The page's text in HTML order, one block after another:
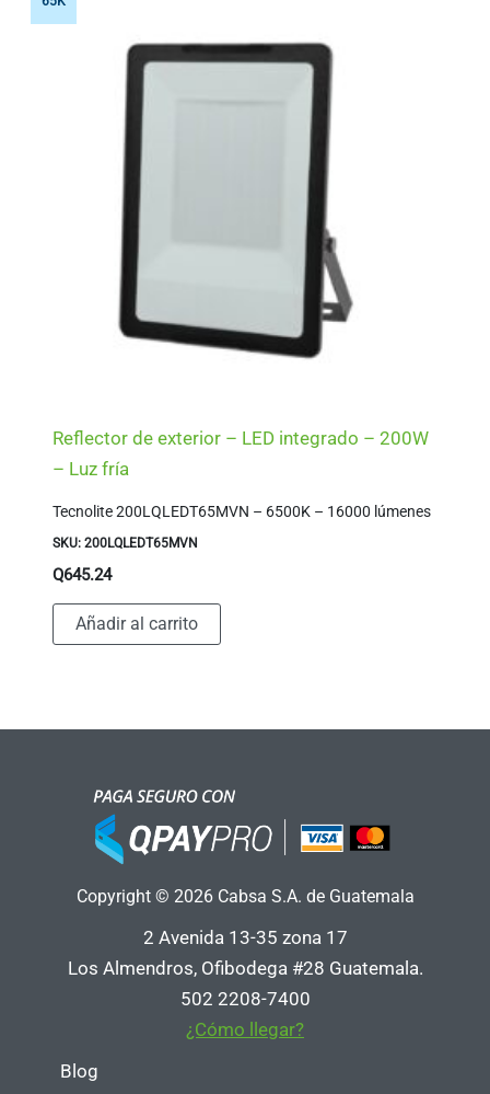
Reflector de exterior – LED integrado – 200W
– Luz fría
Tecnolite 200LQLEDT65MVN – 6500K – 16000 lúmenes
SKU: 200LQLEDT65MVN
Q645.24
Añadir al carrito
Copyright © 2026 Cabsa S.A. de Guatemala
2 Avenida 13-35 zona 17
Los Almendros, Ofibodega #28 Guatemala.
502 2208-7400
¿Cómo llegar?
Blog